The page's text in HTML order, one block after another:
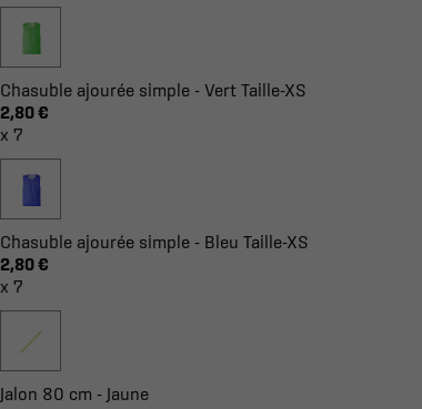
Chasuble ajourée simple - Vert Taille-XS
2,80 €
x 7
Chasuble ajourée simple - Bleu Taille-XS
2,80 €
x 7
Jalon 80 cm - Jaune